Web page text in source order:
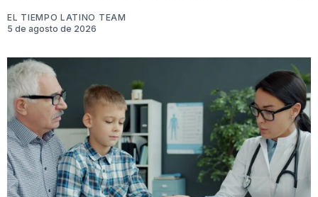
EL TIEMPO LATINO TEAM
5 de agosto de 2026